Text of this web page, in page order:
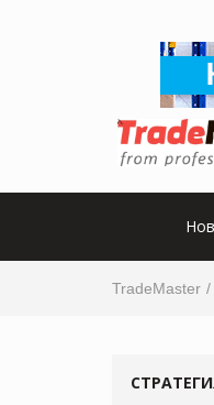
TradeMaster